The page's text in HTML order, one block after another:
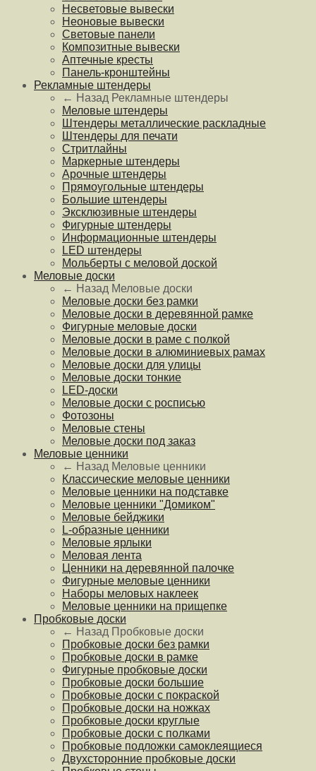
Несветовые вывески
Неоновые вывески
Световые панели
Композитные вывески
Аптечные кресты
Панель-кронштейны
Рекламные штендеры
← Назад Рекламные штендеры
Меловые штендеры
Штендеры металлические раскладные
Штендеры для печати
Стритлайны
Маркерные штендеры
Арочные штендеры
Прямоугольные штендеры
Большие штендеры
Эксклюзивные штендеры
Фигурные штендеры
Информационные штендеры
LED штендеры
Мольберты с меловой доской
Меловые доски
← Назад Меловые доски
Меловые доски без рамки
Меловые доски в деревянной рамке
Фигурные меловые доски
Меловые доски в раме с полкой
Меловые доски в алюминиевых рамах
Меловые доски для улицы
Меловые доски тонкие
LED-доски
Меловые доски с росписью
Фотозоны
Меловые стены
Меловые доски под заказ
Меловые ценники
← Назад Меловые ценники
Классические меловые ценники
Меловые ценники на подставке
Меловые ценники "Домиком"
Меловые бейджики
L-образные ценники
Меловые ярлыки
Меловая лента
Ценники на деревянной палочке
Фигурные меловые ценники
Наборы меловых наклеек
Меловые ценники на прищепке
Пробковые доски
← Назад Пробковые доски
Пробковые доски без рамки
Пробковые доски в рамке
Фигурные пробковые доски
Пробковые доски большие
Пробковые доски с покраской
Пробковые доски на ножках
Пробковые доски круглые
Пробковые доски с полками
Пробковые подложки самоклеящиеся
Двухсторонние пробковые доски